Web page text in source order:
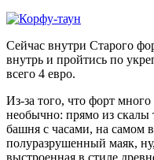
Сейчас внутри Старого
внутрь и пройтись по
всего 4 евро.
Из-за того, что форт
необычно: прямо из скалы
башня с часами, на самом
полуразрушенный маяк,